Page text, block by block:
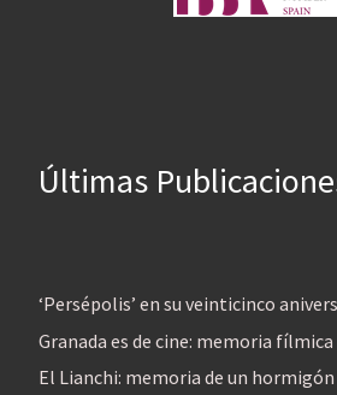
Últimas
‘Persépolis’ en su veinticinco
Granada es de cine: memoria
El Lianchi: memoria de un